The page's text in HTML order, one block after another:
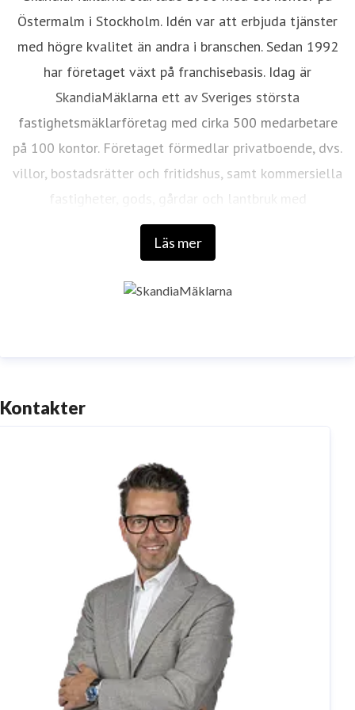
Östermalm i Stockholm. Idén var att erbjuda tjänster
med högre kvalitet än andra i branschen. Sedan 1992
har företaget växt på franchisebasis. Idag är
SkandiaMäklarna ett av Sveriges största
fastighetsmäklarföretag med cirka 500 medarbetare
på 100 kontor. Företaget förmedlar privatboende, dvs.
villor, bostadsrätter och fritidshus, samt kommersiella
fastigheter, gods, gårdar och lantbruk med
verksamhet i Sverige, Spanien och Portugal.
Läs mer
Kontakter